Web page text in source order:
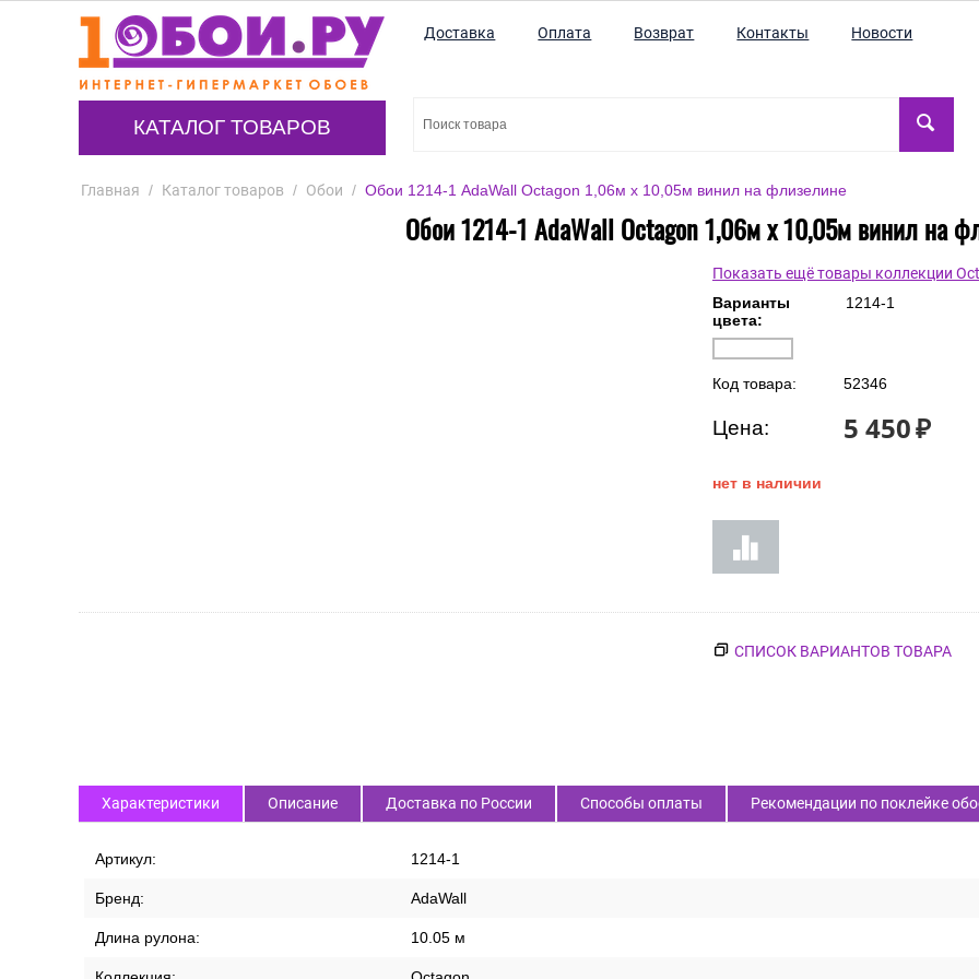
КАТАЛОГ ТОВАРОВ
Доставка Оплата Возврат Контакты Новости
Главная / Каталог товаров / Обои / Обои 1214-1 AdaWall Octagon 1,06м х 10,05м винил на флизелине
Обои 1214-1 AdaWall Octagon 1,06м х 10,05м винил на
Показать ещё товары коллекции
Варианты
цвета:
1214-1
Код товара: 52346
Цена: 5 450₽
нет в наличии
СПИСОК ВАРИАНТОВ ТОВАРА
Характеристики Описание Доставка по России Способы оплаты Рекомендации по поклейке
Артикул: 1214-1
Бренд: AdaWall
Длина рулона: 10.05 м